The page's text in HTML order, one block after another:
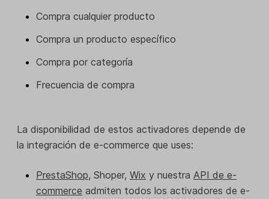
Compra cualquier producto
Compra un producto específico
Compra por categoría
Frecuencia de compra
La disponibilidad de estos activadores depende de
la integración de e-commerce que uses:
PrestaShop, Shoper, Wix y nuestra API de e-
commerce admiten todos los activadores de e-